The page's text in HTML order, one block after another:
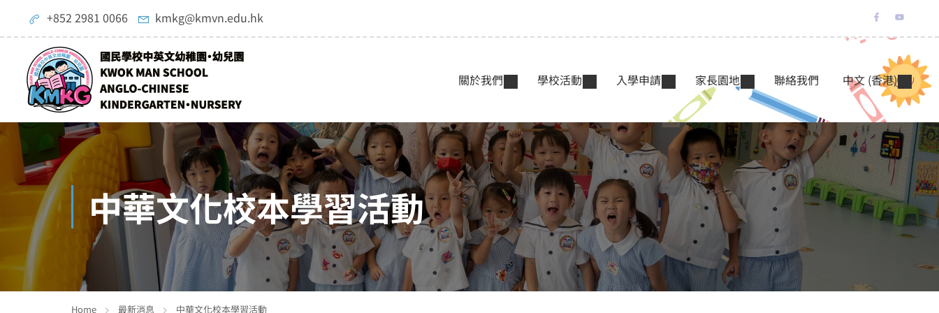
+852 2981 0066 kmkg@kmvn.edu.hk
關於我們 學校活動 入學申請 家長園地 聯絡我們 中文 (香港)
中華文化校本學習活動
Home 最新消息 中華文化校本學習活動